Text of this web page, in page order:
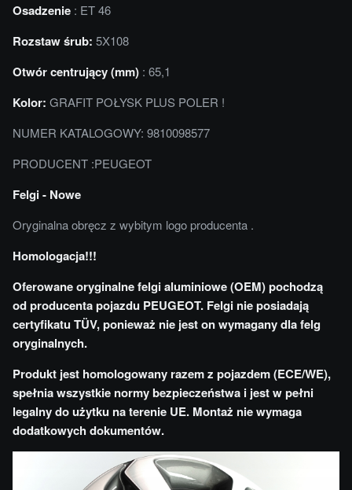
Osadzenie : ET 46
Rozstaw śrub: 5X108
Otwór centrujący (mm) : 65,1
Kolor: GRAFIT POŁYSK PLUS POLER !
NUMER KATALOGOWY: 9810098577
PRODUCENT :PEUGEOT
Felgi - Nowe
Oryginalna obręcz z wybitym logo producenta .
Homologacja!!!
Oferowane oryginalne felgi aluminiowe (OEM) pochodzą
od producenta pojazdu PEUGEOT. Felgi nie posiadają
certyfikatu TÜV, ponieważ nie jest on wymagany dla felg
oryginalnych.
Produkt jest homologowany razem z pojazdem (ECE/WE),
spełnia wszystkie normy bezpieczeństwa i jest w pełni
legalny do użytku na terenie UE. Montaż nie wymaga
dodatkowych dokumentów.